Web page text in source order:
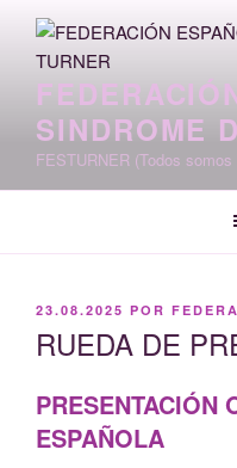
Saltar
contenido
SINDROME
FESTURNER (Todos somos
PUBLICADO
23.08.2025 POR
RUEDA DE
PRESENTACIÓN
ESPAÑOLA